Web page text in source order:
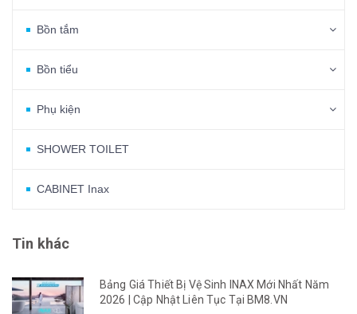
Bồn tắm
Bồn tiểu
Phụ kiện
SHOWER TOILET
CABINET Inax
Tin khác
Bảng Giá Thiết Bị Vệ Sinh INAX Mới Nhất Năm
2026 | Cập Nhật Liên Tục Tại BM8.VN